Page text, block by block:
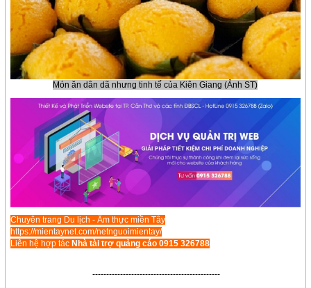
Món ăn dân dã nhưng tinh tế của Kiên Giang (Ảnh ST)
Chuyên trang Du lịch - Ẩm thực miền Tây
https://mientaynet.com/netnguoimientay/
Liên hệ hợp tác Nhà tài trợ quảng cáo 0915 326788
----------------------------------------------